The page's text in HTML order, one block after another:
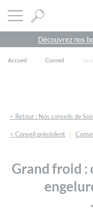
Ouvrir le menu
Découvrez nos
Accueil Conseil
< Retour : Nos conseils de
< Conseil précédent |
Grand froid :